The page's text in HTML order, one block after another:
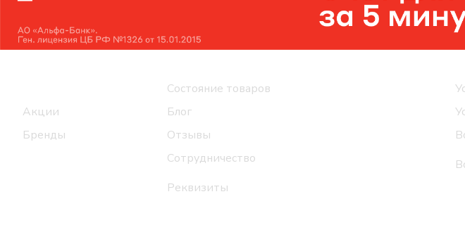
Акции
Бренды
Состояние товаров
Блог
Отзывы
Сотрудничество
Реквизиты